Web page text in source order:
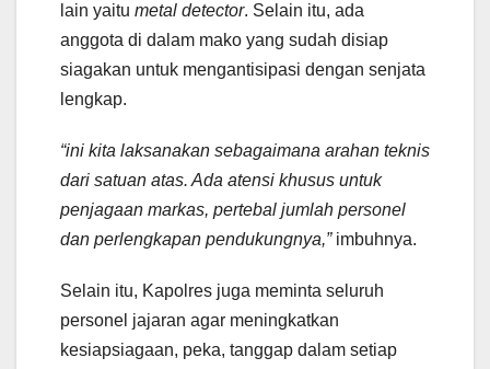
lain yaitu metal detector. Selain itu, ada
anggota di dalam mako yang sudah disiap
siagakan untuk mengantisipasi dengan senjata
lengkap.
“ini kita laksanakan sebagaimana arahan teknis
dari satuan atas. Ada atensi khusus untuk
penjagaan markas, pertebal jumlah personel
dan perlengkapan pendukungnya,”imbuhnya.
Selain itu, Kapolres juga meminta seluruh
personel jajaran agar meningkatkan
kesiapsiagaan, peka, tanggap dalam setiap